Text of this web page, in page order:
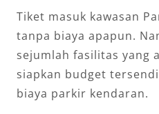
Tiket masuk kawasan
tanpa biaya apapun.
sejumlah fasilitas yang
siapkan budget
biaya parkir kendaran.